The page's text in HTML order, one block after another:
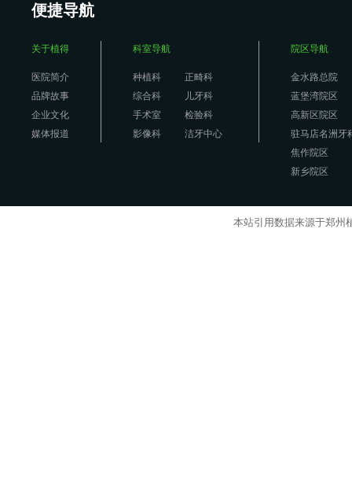
便捷导航
关于植得
医院简介
品牌故事
企业文化
媒体报道
科室导航
种植科
正畸科
综合科
儿牙科
手术室
检验科
影像科
洁牙中心
院区导航
金水路总院
蓝堡湾院区
高新区院区
驻马店名洲牙
焦作院区
新乡院区
本站引用数据来源于郑州